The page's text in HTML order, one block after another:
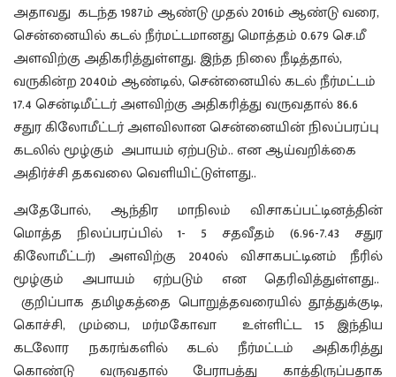
அதாவது கடந்த 1987ம் ஆண்டு முதல் 2016ம் ஆண்டு வரை,
சென்னையில் கடல் நீர்மட்டமானது மொத்தம் 0.679 செ.மீ
அளவிற்கு அதிகரித்துள்ளது. இந்த நிலை நீடித்தால்,
வருகின்ற 2040ம் ஆண்டில், சென்னையில் கடல் நீர்மட்டம்
17.4 சென்டிமீட்டர் அளவிற்கு அதிகரித்து வருவதால் 86.6
சதுர கிலோமீட்டர் அளவிலான சென்னையின் நிலப்பரப்பு
கடலில் மூழ்கும் அபாயம் ஏற்படும்.. என ஆய்வறிக்கை
அதிர்ச்சி தகவலை வெளியிட்டுள்ளது..
அதேபோல், ஆந்திர மாநிலம் விசாகப்பட்டினத்தின்
மொத்த நிலப்பரப்பில் 1- 5 சதவீதம் (6.96-7.43 சதுர
கிலோமீட்டர்) அளவிற்கு 2040ல் விசாகபட்டினம் நீரில்
மூழ்கும் அபாயம் ஏற்படும் என தெரிவித்துள்ளது..
குறிப்பாக தமிழகத்தை பொறுத்தவரையில் தூத்துக்குடி,
கொச்சி, மும்பை, மர்மகோவா உள்ளிட்ட 15 இந்திய
கடலோர நகரங்களில் கடல் நீர்மட்டம் அதிகரித்து
கொண்டு வருவதால் பேராபத்து காத்திருப்பதாக